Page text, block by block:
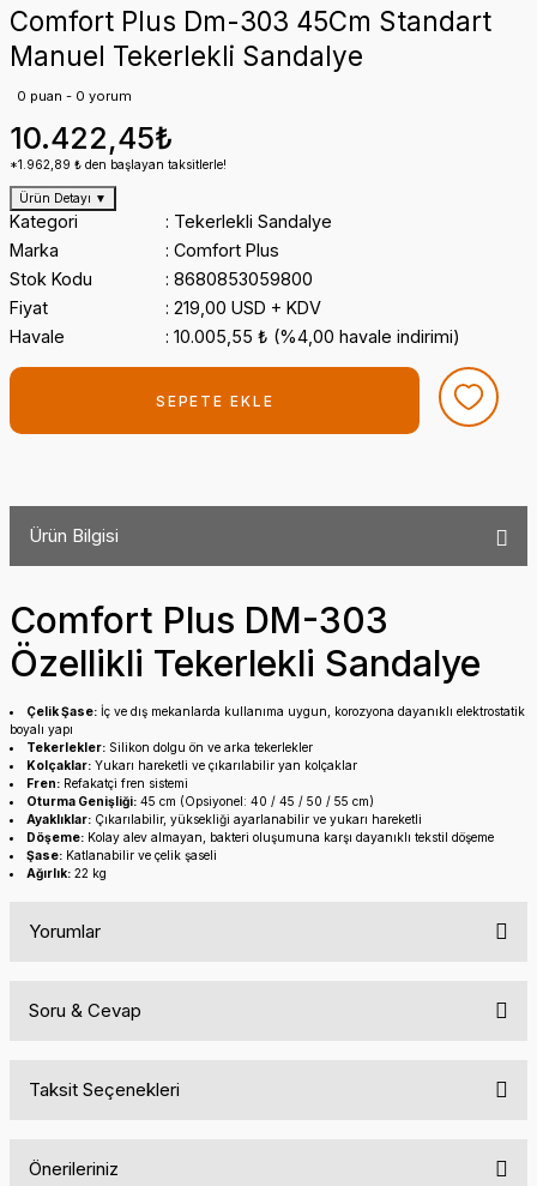
Comfort Plus Dm-303 45Cm Standart
Manuel Tekerlekli Sandalye
0 puan - 0 yorum
10.422,45₺
*1.962,89 ₺ den başlayan taksitlerle!
Ürün Detayı ▼
Kategori
Tekerlekli Sandalye
Marka
Comfort Plus
Stok Kodu
8680853059800
Fiyat
219,00 USD + KDV
Havale
10.005,55 ₺ (%4,00 havale indirimi)
SEPETE EKLE
Ürün Bilgisi
Comfort Plus DM-303
Özellikli Tekerlekli Sandalye
Çelik Şase: İç ve dış mekanlarda kullanıma uygun, korozyona dayanıklı elektrostatik
boyalı yapı
Tekerlekler: Silikon dolgu ön ve arka tekerlekler
Kolçaklar: Yukarı hareketli ve çıkarılabilir yan kolçaklar
Fren: Refakatçi fren sistemi
Oturma Genişliği: 45 cm (Opsiyonel: 40 / 45 / 50 / 55 cm)
Ayaklıklar: Çıkarılabilir, yüksekliği ayarlanabilir ve yukarı hareketli
Döşeme: Kolay alev almayan, bakteri oluşumuna karşı dayanıklı tekstil döşeme
Şase: Katlanabilir ve çelik şaseli
Ağırlık: 22 kg
Yorumlar
Soru & Cevap
Taksit Seçenekleri
Önerileriniz